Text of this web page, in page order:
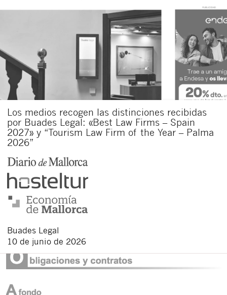
Los medios recogen las distinciones recibidas
por Buades Legal: «Best Law Firms – Spain
2027» y “Tourism Law Firm of the Year – Palma
2026”
Buades Legal
10 de junio de 2026